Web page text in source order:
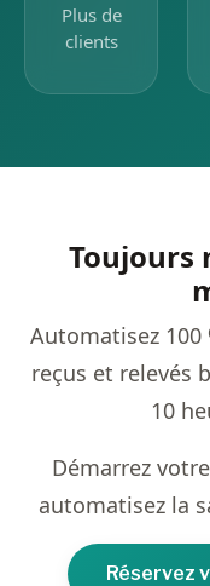
Plus de
clients
Toujours
Automatisez
reçus et relevés
10
Démarrez
automatisez la
Réservez